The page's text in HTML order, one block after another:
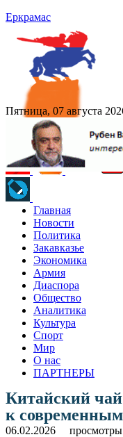
Еркрамас
Пятница, 07 августа
Главная
Новости
Политика
Закавказье
Экономика
Армия
Диаспора
Общество
Аналитика
Культура
Спорт
Мир
О нас
ПАРТНЕРЫ
Китайский
к
06.02.2026